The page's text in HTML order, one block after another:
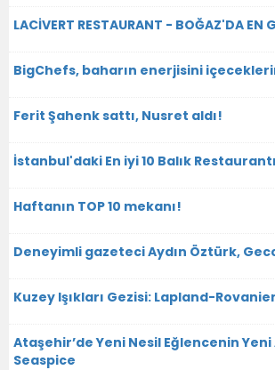
LACİVERT RESTAURANT - BOĞAZ'DA EN
BigChefs, baharın enerjisini
Ferit Şahenk sattı, Nusret aldı!
İstanbul'daki En iyi 10 Balık Restaurantı
Haftanın TOP 10 mekanı!
Deneyimli gazeteci Aydın Öztürk,
Kuzey Işıkları Gezisi: Lapland-
Ataşehir’de Yeni Nesil Eğlencenin
Seaspice